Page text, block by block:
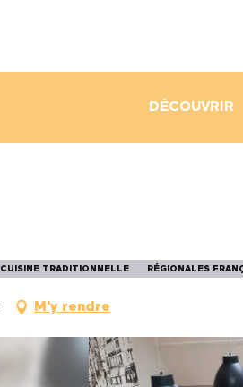
DÉCOUVRIR
CUISINE TRADITIONNELLE RÉGIONALES
M'y rendre